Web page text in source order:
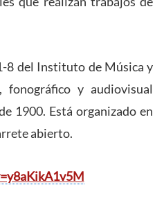
8 del Instituto de Música y
y audiovisual
1900. Está organizado en
abierto.